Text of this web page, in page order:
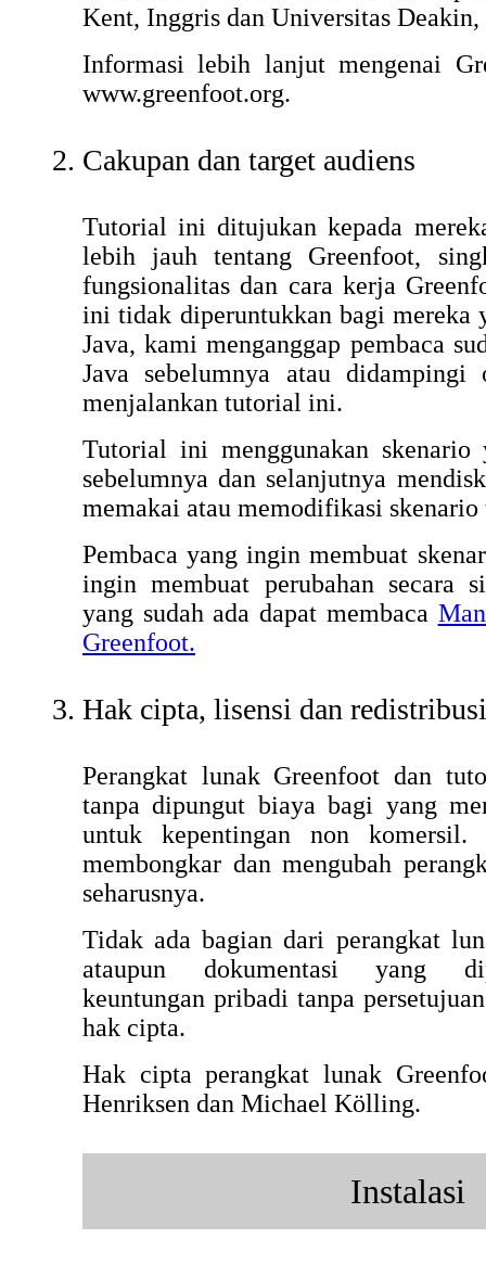
Kent, Inggris dan Universitas
Informasi lebih lanjut mengenai
www.greenfoot.org.
Cakupan dan target audiens
Tutorial ini ditujukan kepada
lebih jauh tentang Greenfoot,
fungsionalitas dan cara kerja
ini tidak diperuntukkan bagi mereka
Java, kami menganggap pembaca
Java sebelumnya atau didampingi
menjalankan tutorial ini.
Tutorial ini menggunakan skenario
sebelumnya dan selanjutnya
memakai atau memodifikasi skenario
Pembaca yang ingin membuat
ingin membuat perubahan secara
yang sudah ada dapat membaca
Greenfoot.
Hak cipta, lisensi dan redistribusi
Perangkat lunak Greenfoot dan
tanpa dipungut biaya bagi yang
untuk kepentingan non
membongkar dan mengubah
seharusnya.
Tidak ada bagian dari perangkat
ataupun dokumentasi yang
keuntungan pribadi tanpa
hak cipta.
Hak cipta perangkat lunak
Henriksen dan Michael Kölling.
Instalasi